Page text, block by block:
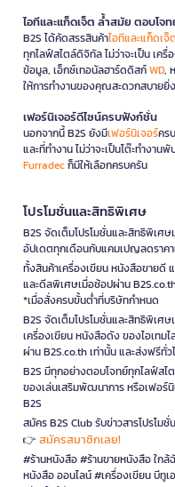
ไอทีและแก็ดเจ็ต ล้ำสมัย ตอบโจ
B2S ได้คัดสรรสินค้าไอทีและแก็ดเจ็ต
ทุกไลฟ์สไตล์ดิจิทัล ไม่ว่าจะเป็น เครื่
ข้อมูล, เอ็กซ์เทอนัลฮาร์ดดิสก์WD,
ให้การทำงานของคุณสะดวกสบายยิ่
เฟอร์นิเจอร์ดีไซน์ครบฟังก์ชั่น
นอกจากนี้ B2S ยังมีเฟอร์นิเจอร์คร
และที่ทำงาน ไม่ว่าจะเป็นโต๊ะทำงาน
Furradecก็มีให้เลือกครบครัน
โปรโมชั่นและสิทธิพิเศษ
B2S จัดเต็มโปรโมชั่นและสิทธิพิเศ
อัปเดตทุกเดือนกับแคมเปญลดราค
ทั้งสินค้าเครื่องเขียน หนังสือขายดี
และดีลพิเศษเมื่อช้อปผ่าน
*เมื่อสั่งครบขั้นต่ำที่บริษัทกำหนด
B2S จัดเต็มโปรโมชั่นและสิทธิพิเศ
เครื่องเขียน หนังสือดัง ของไอเท
ผ่าน B2S.co.th เท่านั้น และส่งฟรี
B2S มีทุกอย่างตอบโจทย์ทุกไลฟ์สไ
ของเล่นเสริมพัฒนาการ หรือเฟอร์
B2S
สมัคร B2S Club รับข่าวสารโปรโม
👉 สมัครสมาชิกเลย!
#ร้านหนังสือ #ร้านขายหนังสือ ใกล้
หนังสือ ออนไลน์ #เครื่องเขียน บีทู